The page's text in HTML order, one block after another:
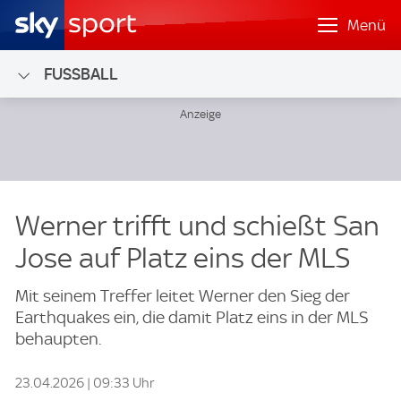
Menü
FUSSBALL
Werner trifft und schießt San
Jose auf Platz eins der MLS
Mit seinem Treffer leitet Werner den Sieg der
Earthquakes ein, die damit Platz eins in der MLS
behaupten.
23.04.2026 | 09:33 Uhr